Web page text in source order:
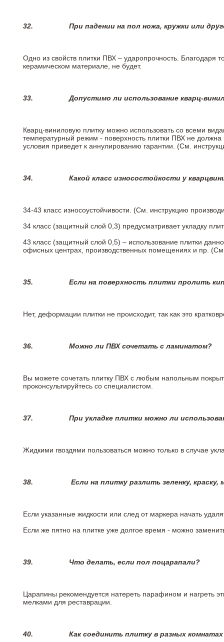
32. При падении на пол ножа, кружки или
Одно из свойств плитки ПВХ – ударопрочность. Благодаря
керамическом материале, не будет.
33.Допустимо ли использование кварц-
Кварц-виниловую плитку можно использовать со всеми
температурный режим - поверхность плитки ПВХ не
условия приведет к аннулированию гарантии. (См.
34. Какой класс износостойкости у
34-43 класс износоустойчивости. (См. инструкцию
34 класс (защитный слой 0,3) предусматривает укладку
43 класс (защитный слой 0,5) – использование плитки
офисных центрах, производственных помещениях и пр.
35. Если на поверхность плитки пролить
Нет, деформации плитки не происходит, так как это
36. Можно ли ПВХ сочетать с ламинатом?
Вы можете сочетать плитку ПВХ с любым напольным
проконсультируйтесь со специалистом.
37. При укладке плитки можно ли
Жидкими гвоздями пользоваться можно только в случае
38. Если на плитку разлить зеленку,
Если указанные жидкости или след от маркера начать
Если же пятно на плитке уже долгое время - можно
39. Что делать, если пол поцарапали?
Царапины рекомендуется натереть парафином и нагреть
мелками для реставрации.
40. Как соединить плитку в разных